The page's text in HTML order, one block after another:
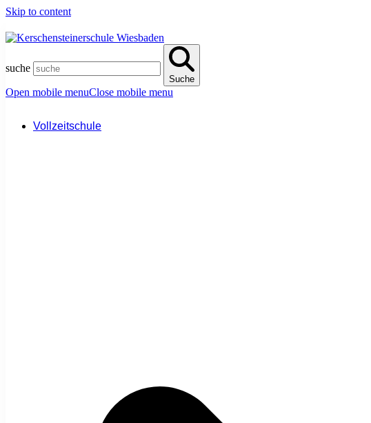
Skip to content
suche
Suche
Open mobile menuClose mobile menu
Vollzeitschule